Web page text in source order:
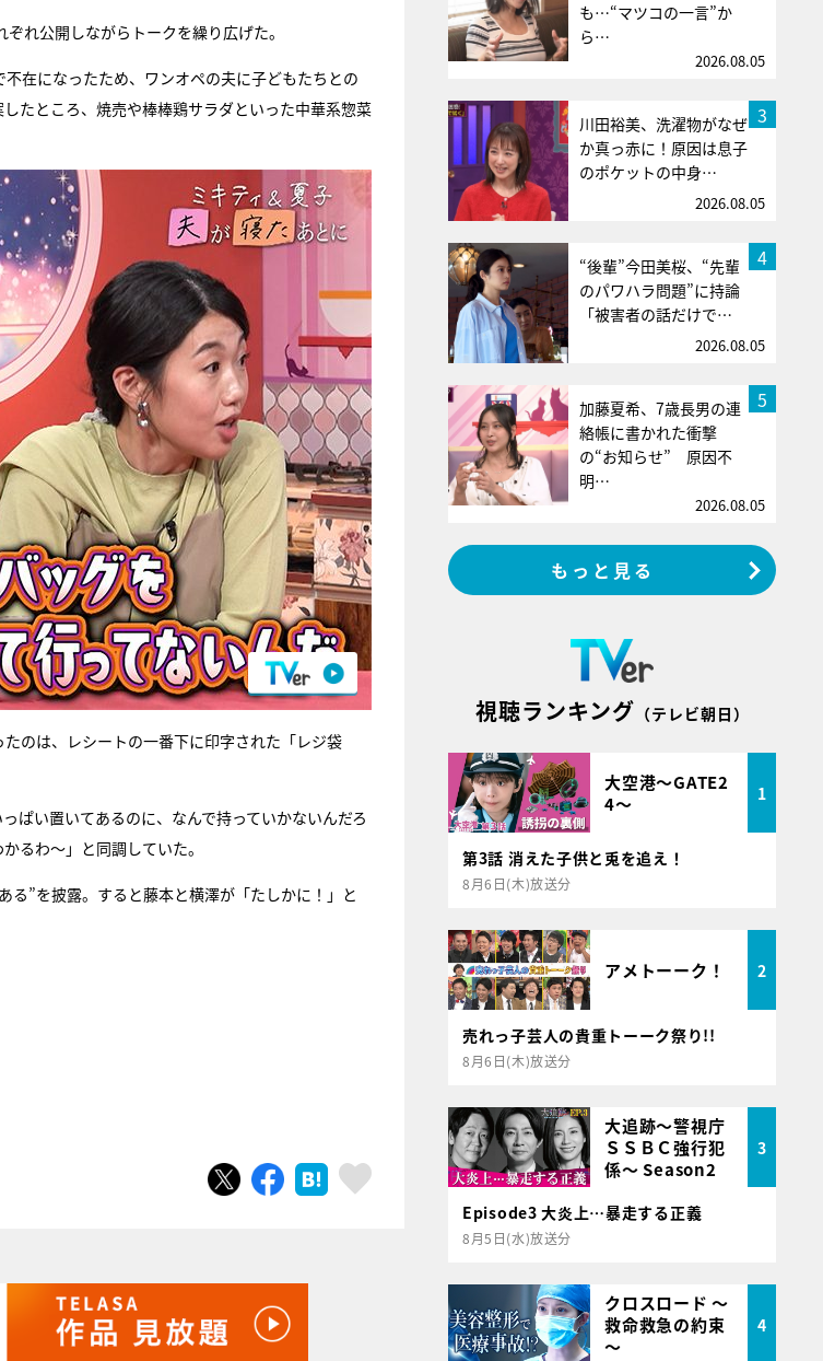
れ公開しながらトークを繰り広げた。
在になったため、ワンオペの夫に子どもたちとの
たところ、焼売や棒棒鶏サラダといった中華系惣菜
のは、レシートの一番下に印字された「レジ袋
ぱい置いてあるのに、なんで持っていかないんだろ
るわ～」と同調していた。
”を披露。すると藤本と横澤が「たしかに！」と
ツイートシェア はてブ スキボタン
も…“マツコの一言”か
ら…
2026.08.05
3
川田裕美、洗濯物がなぜ
か真っ赤に！原因は息子
のポケットの中身…
2026.08.05
4
“後輩”今田美桜、“先輩
のパワハラ問題”に持論
「被害者の話だけで…
2026.08.05
5
加藤夏希、7歳長男の連
絡帳に書かれた衝撃
の“お知らせ” 原因不
明…
2026.08.05
もっと見る
視聴ランキング （テレビ朝日）
大空港～GATE2
4～
1
第3話 消えた子供と兎を追え！
8月6日(木)放送分
アメトーーク！ 2
売れっ子芸人の貴重トーーク祭り!!
8月6日(木)放送分
大追跡～警視庁
ＳＳＢＣ強行犯
係～ Season2
3
Episode3 大炎上…暴走する正義
8月5日(水)放送分
クロスロード ～
救命救急の約束
～
4